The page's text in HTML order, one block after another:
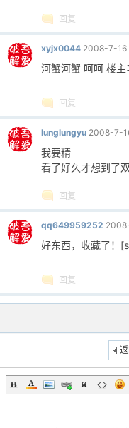
回复
xyjx0044 2008-7-16
河蟹河蟹 呵呵 楼
回复
lunglungyu 2008-7-
我要精
看了好久才想到了
回复
qq649959252
好东西，收藏了！
回复